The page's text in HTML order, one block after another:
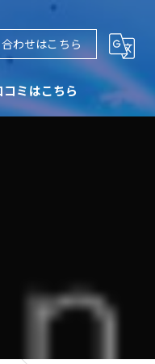
わせはこちら
コミはこちら